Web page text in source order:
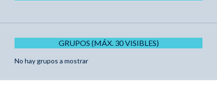
GRUPOS (MÁX. 30 VISIBLES)
No hay grupos a mostrar